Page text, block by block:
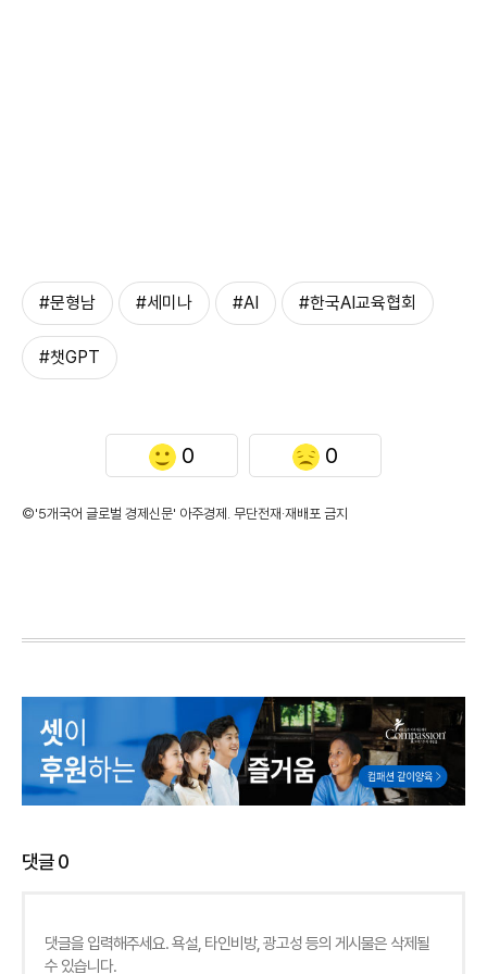
#문형남 #세미나 #AI #한국AI교육협회
#챗GPT
0 0
©'5개국어 글로벌 경제신문' 아주경제. 무단전재·재배포 금지
댓글0